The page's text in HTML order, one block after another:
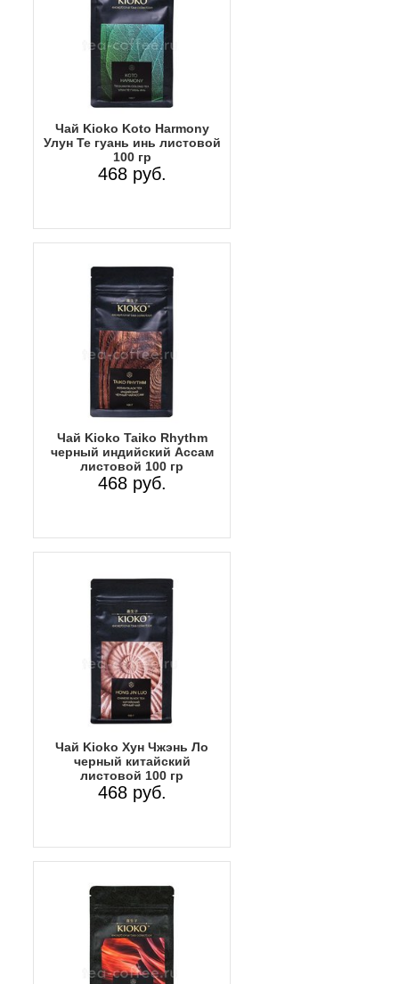
Чай Kioko Koto Harmony
Улун Те гуань инь листовой
100 гр
468 руб.
Чай Kioko Taiko Rhythm
черный индийский Ассам
листовой 100 гр
468 руб.
Чай Kioko Хун Чжэнь Ло
черный китайский
листовой 100 гр
468 руб.